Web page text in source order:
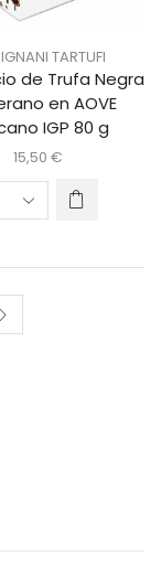
TARTUFI
de Trufa Negra
en AOVE
IGP 80 g
15,50 €